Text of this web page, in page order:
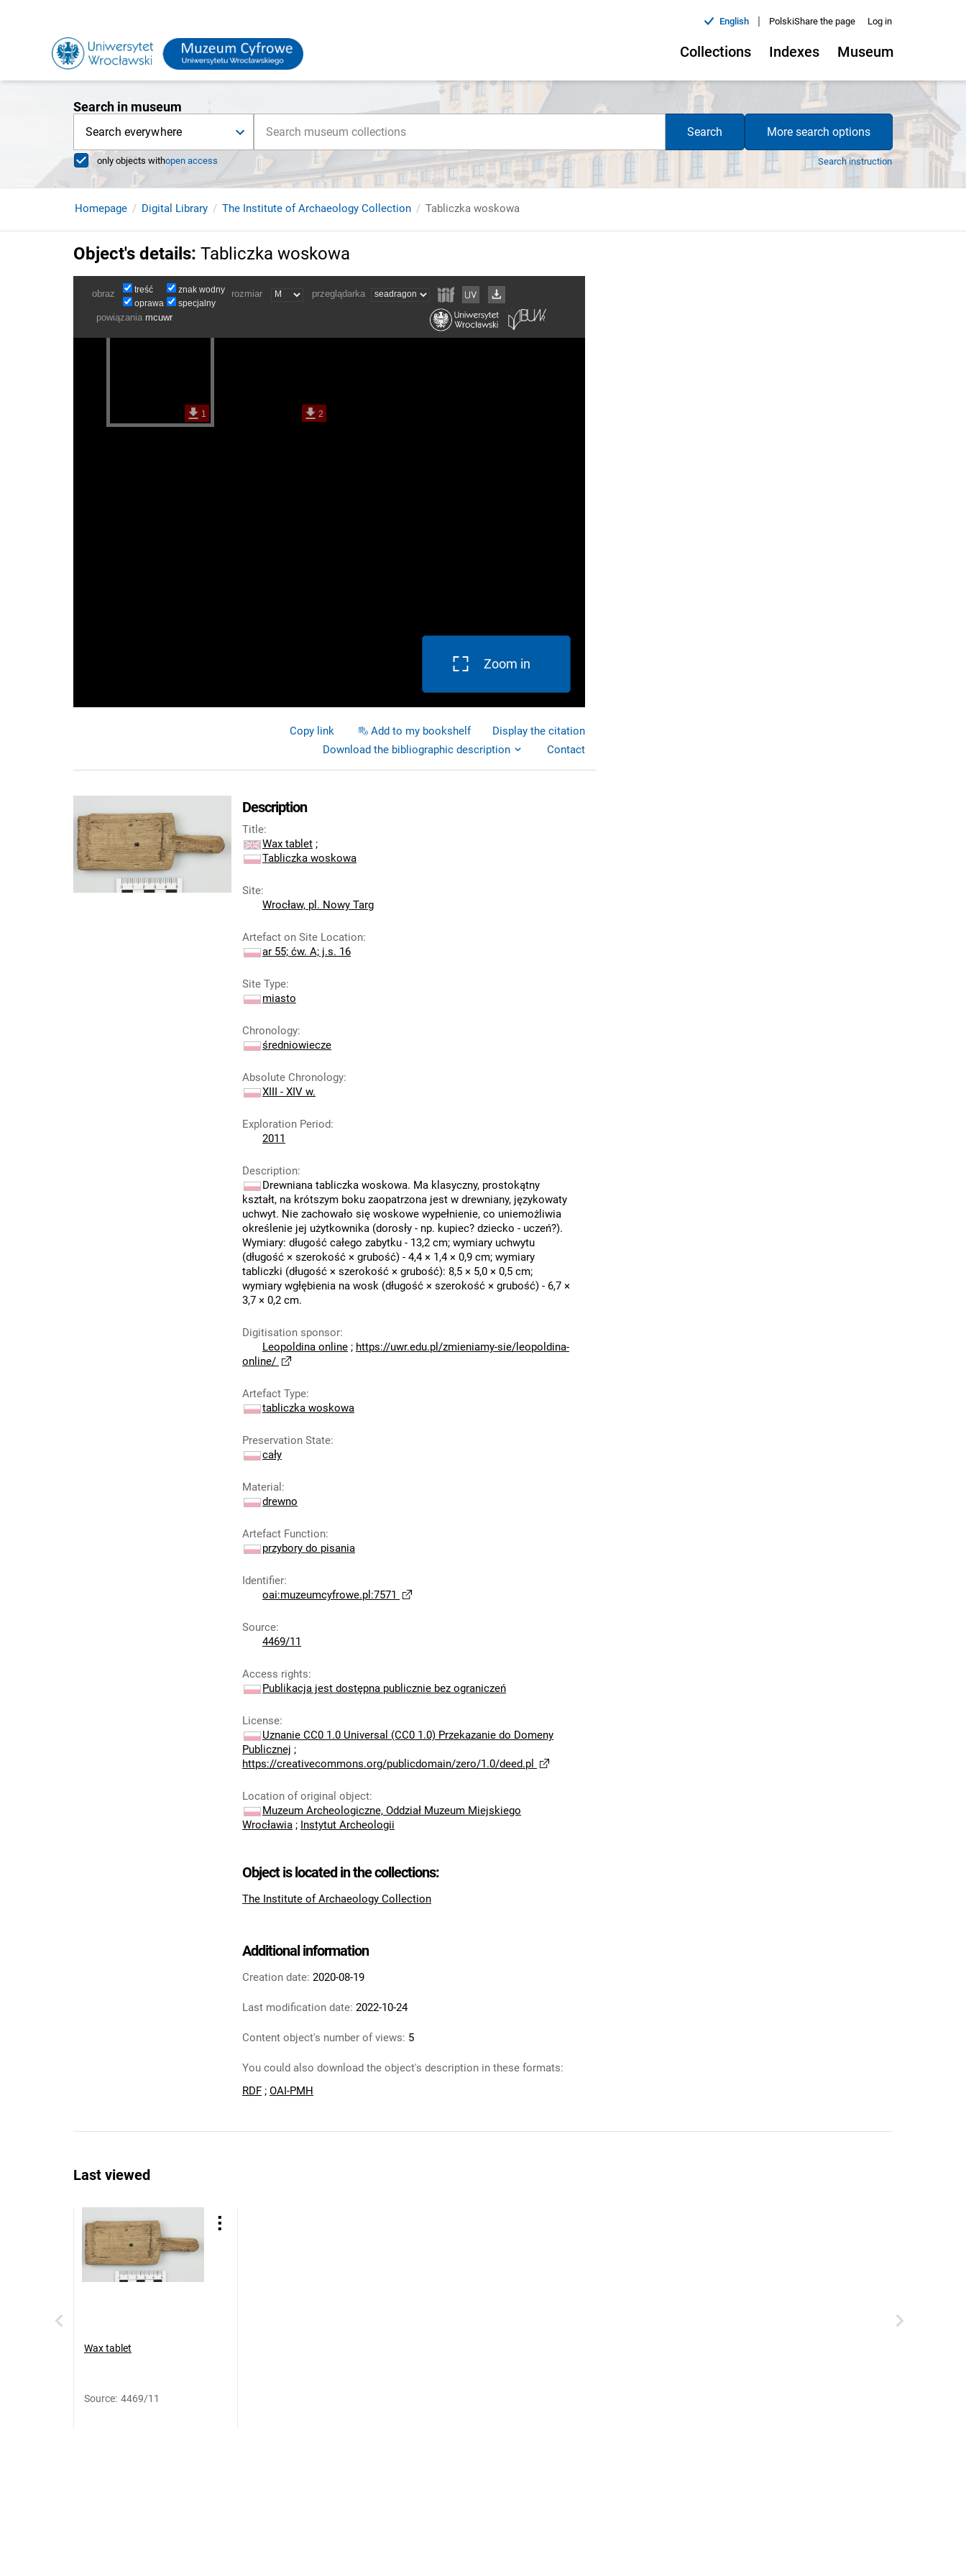
English | PolskiShare the page Log in
Collections Indexes Museum
Search in museum
Search everywhere Search More search options
only objects withopen access Search instruction
Homepage Digital Library The Institute of Archaeology Collection Tabliczka woskowa
Object's details: Tabliczka woskowa
Zoom in
Copy link Add to my bookshelf
Display the citation
Download the bibliographic description
Contact
Description
Title:
Wax tablet ;
Tabliczka woskowa
Site:
Wrocław, pl. Nowy Targ
Artefact on Site Location:
ar 55; ćw. A; j.s. 16
Site Type:
miasto
Chronology:
średniowiecze
Absolute Chronology:
XIII - XIV w.
Exploration Period:
2011
Description:
Drewniana tabliczka woskowa. Ma klasyczny, prostokątny
kształt, na krótszym boku zaopatrzona jest w drewniany, językowaty
uchwyt. Nie zachowało się woskowe wypełnienie, co uniemożliwia
określenie jej użytkownika (dorosły - np. kupiec? dziecko - uczeń?).
Wymiary: długość całego zabytku - 13,2 cm; wymiary uchwytu
(długość × szerokość × grubość) - 4,4 × 1,4 × 0,9 cm; wymiary
tabliczki (długość × szerokość × grubość): 8,5 × 5,0 × 0,5 cm;
wymiary wgłębienia na wosk (długość × szerokość × grubość) - 6,7 ×
3,7 × 0,2 cm.
Digitisation sponsor:
Leopoldina online ; https://uwr.edu.pl/zmieniamy-sie/leopoldina-
online/
Artefact Type:
tabliczka woskowa
Preservation State:
cały
Material :
drewno
Artefact Function:
przybory do pisania
Identifier:
oai:muzeumcyfrowe.pl:7571
Source:
4469/11
Access rights:
Publikacja jest dostępna publicznie bez ograniczeń
License:
Uznanie CC0 1.0 Universal (CC0 1.0) Przekazanie do Domeny
Publicznej ;
https://creativecommons.org/publicdomain/zero/1.0/deed.pl
Location of original object:
Muzeum Archeologiczne, Oddział Muzeum Miejskiego
Wrocławia ; Instytut Archeologii
Object is located in the collections:
The Institute of Archaeology Collection
Additional information
Creation date: 2020-08-19
Last modification date: 2022-10-24
Content object's number of views: 5
You could also download the object's description in these formats:
RDF ; OAI-PMH
Last viewed
Wax tablet
Source: 4469/11